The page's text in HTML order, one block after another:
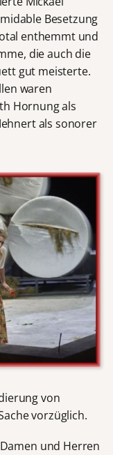
Besetzung
enthemmt und
die auch die
gut meisterte.
waren
Hornung als
als sonorer
von
vorzüglich.
und Herren